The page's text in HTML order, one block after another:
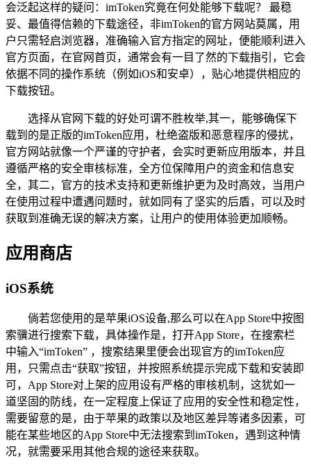
会泛起这样的疑问：imToken究竟在何处能够下载呢？ 最稳
妥、最值得信赖的下载途径，非imToken的官方网站莫属，用
户只需轻启浏览器，准确输入官方指定的网址，便能顺利进入
官方页面，在官网首页，通常会有一目了然的下载指引，它会
依据不同的操作系统（例如iOS和安卓），贴心地提供相应的
下载按钮。
选择从官网下载的好处可谓不胜枚举,其一，能够确保下
载到的是正版的imToken应用，杜绝盗版和恶意程序的侵扰，
官方网站就像一个严谨的守护者，会实时更新应用版本，并且
遵循严格的安全审核标准，全方位保障用户的资金和信息安
全，其二，官方的技术支持和更新维护更为及时高效，当用户
在使用过程中遭遇问题时，就如同有了坚实的后盾，可以及时
获取到准确无误的解决方案，让用户的使用体验更加顺畅。
应用商店
iOS系统
倘若您使用的是苹果iOS设备,那么可以在App Store中按图
索骥进行搜索下载，具体操作是，打开App Store，在搜索栏
中输入“imToken” ，搜索结果里便会出现官方的imToken应
用，只需点击“获取”按钮，并按照系统提示完成下载和安装即
可，App Store对上架的应用设有严格的审核机制，这犹如一
道坚固的防线，在一定程度上保证了应用的安全性和稳定性，
需要留意的是，由于苹果的政策以及地区差异等诸多因素，可
能在某些地区的App Store中无法搜索到imToken，遇到这种情
况，就需要采用其他合规的途径来获取。